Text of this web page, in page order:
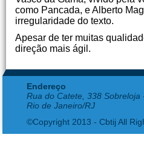
como Pancada, e Alberto
irregularidade do texto.
Apesar de ter muitas
direção mais ágil.
Endereço
Rua do Catete, 338 Sobreloja
Rio de Janeiro/RJ
©Copyright 2013 - Cbtij All